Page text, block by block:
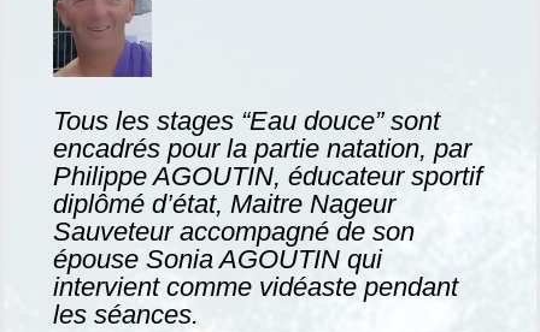
Tous les stages “Eau douce” sont
encadrés pour la partie natation, par
Philippe AGOUTIN, éducateur sportif
diplômé d’état, Maitre Nageur
Sauveteur accompagné de son
épouse Sonia AGOUTIN qui
intervient comme vidéaste pendant
les séances.